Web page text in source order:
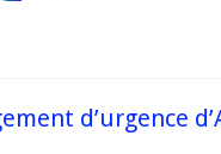
d’urgence